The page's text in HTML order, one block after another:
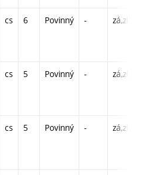
cs 6 Povinný - zá,zk
cs 5 Povinný - zá,zk
cs 5 Povinný - zá,zk